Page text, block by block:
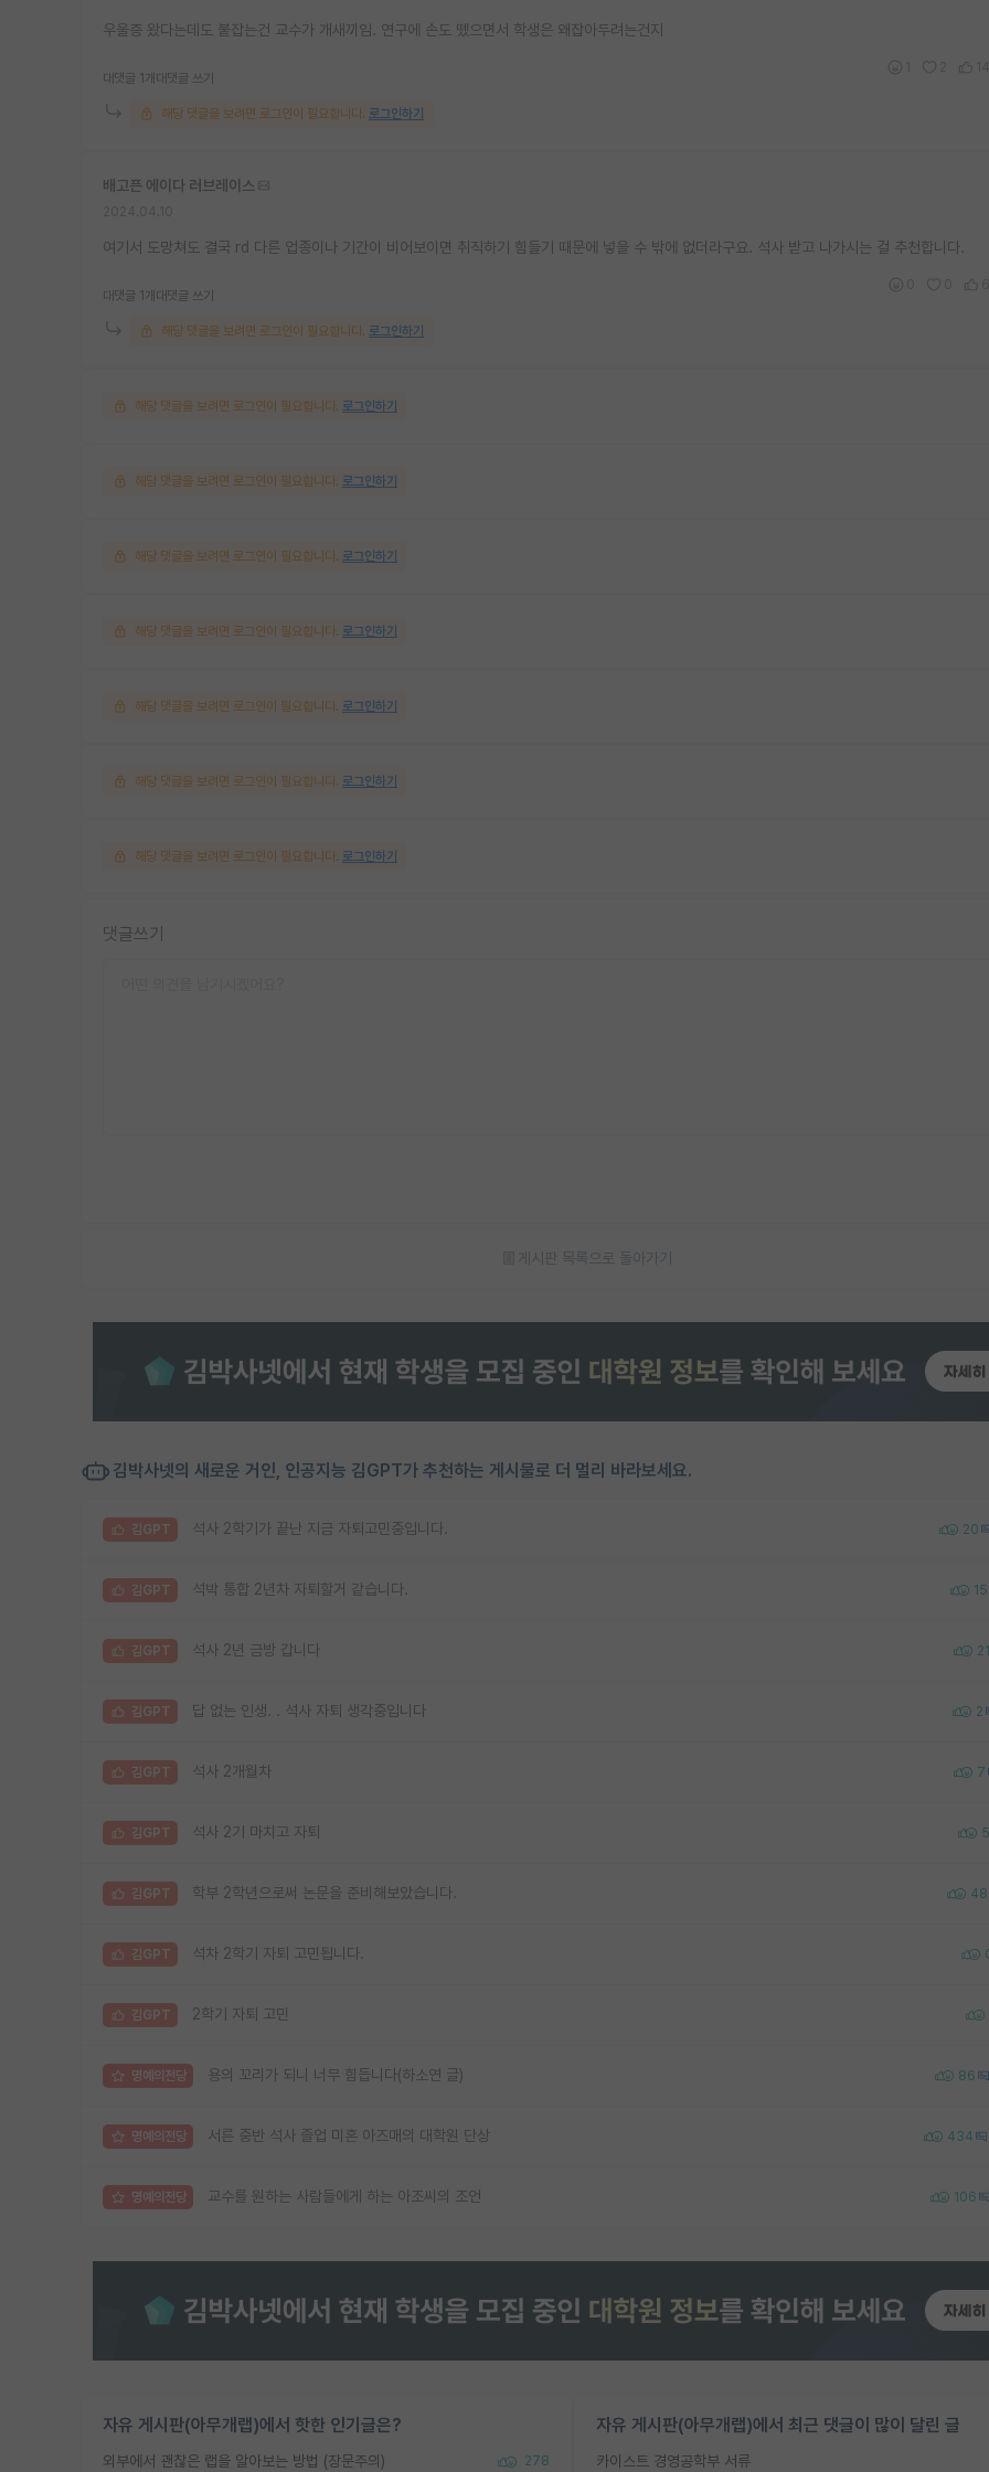
우울증 왔다는데도 붙잡는건 교수가 개새끼임. 연구에 손도 뗐으면서 학생은 왜잡아두려는건지
대댓글 1개 대댓글 쓰기
해당 댓글을 보려면 로그인이 필요합니다. 로그인하기
배고픈 에이다 러브레이스
여기서 도망쳐도 결국 rd 다른 업종이나 기간이 비어보이면 취직하기 힘들기 때문에 넣을 수 밖에 없더라구요. 석사 받고 나가시는 걸 추천합니다.
대댓글 1개 대댓글 쓰기
해당 댓글을 보려면 로그인이 필요합니다. 로그인하기
해당 댓글을 보려면 로그인이 필요합니다. 로그인하기
해당 댓글을 보려면 로그인이 필요합니다. 로그인하기
해당 댓글을 보려면 로그인이 필요합니다. 로그인하기
해당 댓글을 보려면 로그인이 필요합니다. 로그인하기
해당 댓글을 보려면 로그인이 필요합니다. 로그인하기
해당 댓글을 보려면 로그인이 필요합니다. 로그인하기
해당 댓글을 보려면 로그인이 필요합니다. 로그인하기
댓글쓰기
게시판 목록으로 돌아가기
김박사넷의 새로운 거인, 인공지능 김GPT가 추천하는 게시물로 더 멀리 바라보세요.
김GPT 석사 2학기가 끝난 지금 자퇴고민중입니다. 20
김GPT 석박 통합 2년차 자퇴할거 같습니다. 15
김GPT 석사 2년 금방 갑니다 21
김GPT 답 없는 인생. . 석사 자퇴 생각중입니다 2
김GPT 석사 2개월차 7
김GPT 석사 2기 마치고 자퇴 5
김GPT 학부 2학년으로써 논문을 준비해보았습니다. 48
김GPT 석차 2학기 자퇴 고민됩니다.
김GPT 2학기 자퇴 고민
명예의전당 용의 꼬리가 되니 너무 힘듭니다(하소연 글) 86
명예의전당 서른 중반 석사 졸업 미혼 아즈매의 대학원 단상 434
명예의전당 교수를 원하는 사람들에게 하는 아조씨의 조언 106
자유 게시판(아무개랩)에서 핫한 인기글은?
외부에서 괜찮은 랩을 알아보는 방법 (장문주의) 278
자유 게시판(아무개랩)에서 최근 댓글이 많이 달린 글
카이스트 경영공학부 서류